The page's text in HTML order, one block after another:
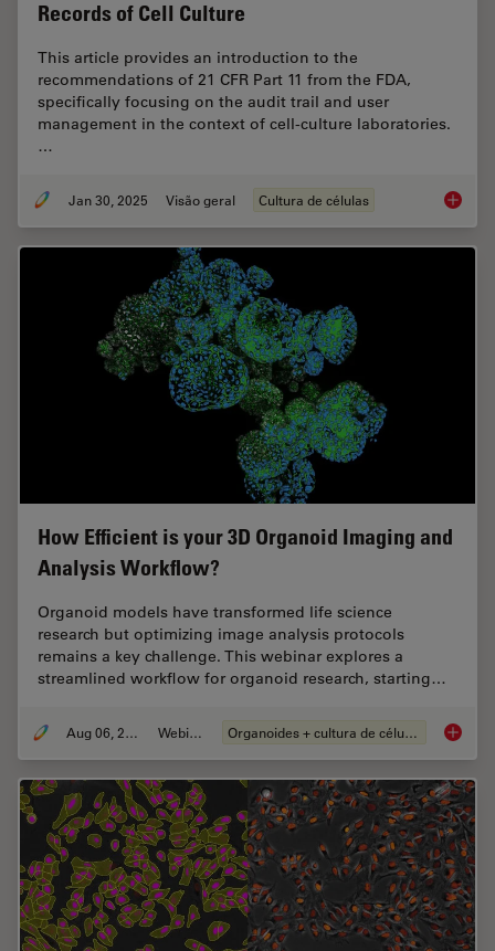
Records of Cell Culture
This article provides an introduction to the
recommendations of 21 CFR Part 11 from the FDA,
specifically focusing on the audit trail and user
management in the context of cell-culture laboratories.
…
Jan 30, 2025 Visão geral Cultura de células
How Efficient is your 3D Organoid Imaging and
Analysis Workflow?
Organoid models have transformed life science
research but optimizing image analysis protocols
remains a key challenge. This webinar explores a
streamlined workflow for organoid research, starting…
Aug 06, 2024 Webinar Organoides + cultura de células 3D How